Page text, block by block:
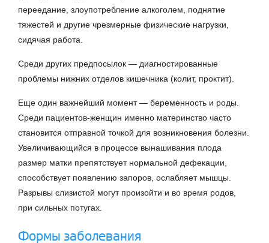
переедание, злоупотребление алкоголем, поднятие
тяжестей и другие чрезмерные физические нагрузки,
сидячая работа.
Среди других предпосылок — диагностированные
проблемы нижних отделов кишечника (колит, проктит).
Еще один важнейший момент — беременность и роды.
Среди пациентов-женщин именно материнство часто
становится отправной точкой для возникновения болезни.
Увеличивающийся в процессе вынашивания плода
размер матки препятствует нормальной дефекации,
способствует появлению запоров, ослабляет мышцы.
Разрывы слизистой могут произойти и во время родов,
при сильных потугах.
Формы заболевания